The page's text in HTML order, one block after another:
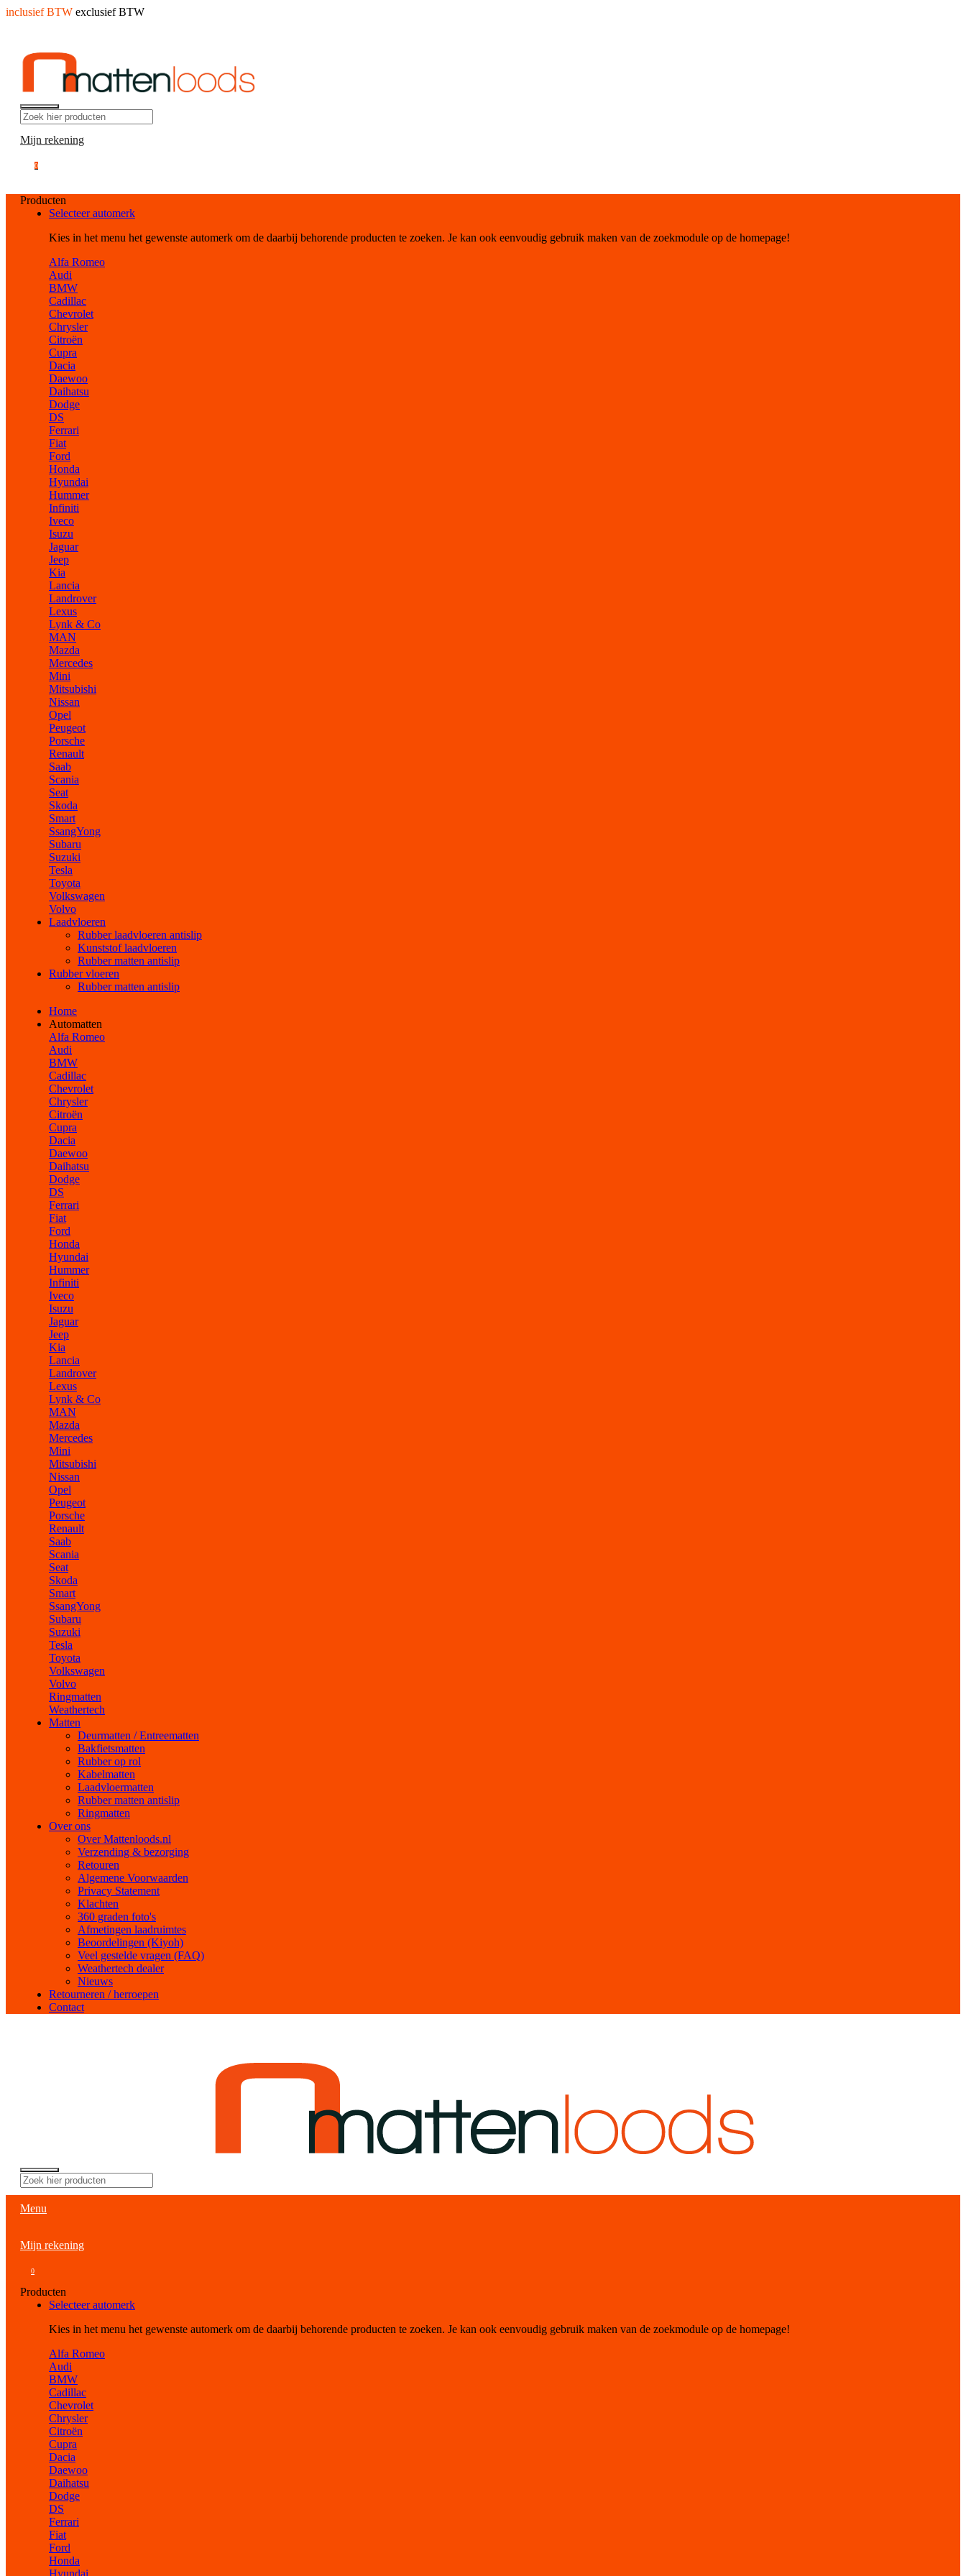
inclusief BTW exclusief BTW
Mijn rekening
0
Producten
Selecteer automerk
Kies in het menu het gewenste automerk om de daarbij behorende producten te zoeken. Je kan ook eenvoudig gebruik maken van de zoekmodule op de homepage!
Alfa Romeo
Audi
BMW
Cadillac
Chevrolet
Chrysler
Citroën
Cupra
Dacia
Daewoo
Daihatsu
Dodge
DS
Ferrari
Fiat
Ford
Honda
Hyundai
Hummer
Infiniti
Iveco
Isuzu
Jaguar
Jeep
Kia
Lancia
Landrover
Lexus
Lynk & Co
MAN
Mazda
Mercedes
Mini
Mitsubishi
Nissan
Opel
Peugeot
Porsche
Renault
Saab
Scania
Seat
Skoda
Smart
SsangYong
Subaru
Suzuki
Tesla
Toyota
Volkswagen
Volvo
Laadvloeren
Rubber laadvloeren antislip
Kunststof laadvloeren
Rubber matten antislip
Rubber vloeren
Rubber matten antislip
Home
Automatten
Alfa Romeo
Audi
BMW
Cadillac
Chevrolet
Chrysler
Citroën
Cupra
Dacia
Daewoo
Daihatsu
Dodge
DS
Ferrari
Fiat
Ford
Honda
Hyundai
Hummer
Infiniti
Iveco
Isuzu
Jaguar
Jeep
Kia
Lancia
Landrover
Lexus
Lynk & Co
MAN
Mazda
Mercedes
Mini
Mitsubishi
Nissan
Opel
Peugeot
Porsche
Renault
Saab
Scania
Seat
Skoda
Smart
SsangYong
Subaru
Suzuki
Tesla
Toyota
Volkswagen
Volvo
Ringmatten
Weathertech
Matten
Deurmatten / Entreematten
Bakfietsmatten
Rubber op rol
Kabelmatten
Laadvloermatten
Rubber matten antislip
Ringmatten
Over ons
Over Mattenloods.nl
Verzending & bezorging
Retouren
Algemene Voorwaarden
Privacy Statement
Klachten
360 graden foto's
Afmetingen laadruimtes
Beoordelingen (Kiyoh)
Veel gestelde vragen (FAQ)
Weathertech dealer
Nieuws
Retourneren / herroepen
Contact
Menu
Mijn rekening
0
Producten
Selecteer automerk
Kies in het menu het gewenste automerk om de daarbij behorende producten te zoeken. Je kan ook eenvoudig gebruik maken van de zoekmodule op de homepage!
Alfa Romeo
Audi
BMW
Cadillac
Chevrolet
Chrysler
Citroën
Cupra
Dacia
Daewoo
Daihatsu
Dodge
DS
Ferrari
Fiat
Ford
Honda
Hyundai